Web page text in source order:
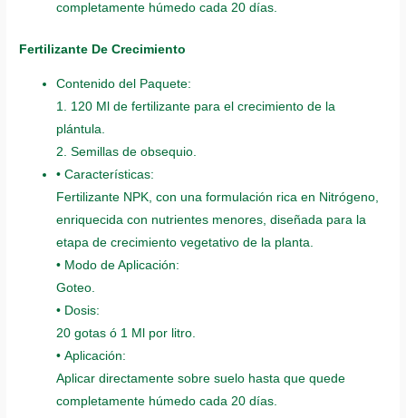
completamente húmedo cada 20 días.
Fertilizante De Crecimiento
Contenido del Paquete:
1. 120 Ml de fertilizante para el crecimiento de la
plántula.
2. Semillas de obsequio.
• Características:
Fertilizante NPK, con una formulación rica en Nitrógeno,
enriquecida con nutrientes menores, diseñada para la
etapa de crecimiento vegetativo de la planta.
• Modo de Aplicación:
Goteo.
• Dosis:
20 gotas ó 1 Ml por litro.
• Aplicación:
Aplicar directamente sobre suelo hasta que quede
completamente húmedo cada 20 días.